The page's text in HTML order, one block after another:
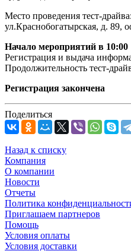
Место проведения тест-
ул.Краснобогатырская, д. 89,
Начало мероприятий в 10:00
Регистрация и выдача
Продолжительность тест-
Регистрация закончена
Поделиться
Назад к списку
Компания
О компании
Новости
Отчеты
Политика
Приглашаем партнеров
Помощь
Условия оплаты
Условия доставки